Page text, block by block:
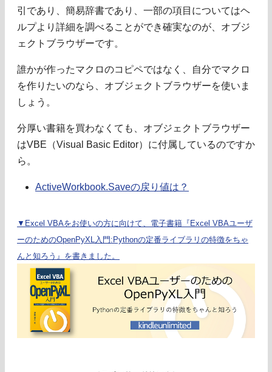
引であり、簡易辞書であり、一部の項目についてはヘ
ルプより詳細を調べることができ確実なのが、オブジ
ェクトブラウザーです。
誰かが作ったマクロのコピペではなく、自分でマクロ
を作りたいのなら、オブジェクトブラウザーを使いま
しょう。
分厚い書籍を買わなくても、オブジェクトブラウザー
はVBE（Visual Basic Editor）に付属しているのですか
ら。
ActiveWorkbook.Saveの戻り値は？
▼Excel VBAをお使いの方に向けて、電子書籍『Excel VBAユーザ
ーのためのOpenPyXL入門:Pythonの定番ライブラリの特徴をちゃ
んと知ろう』を書きました。